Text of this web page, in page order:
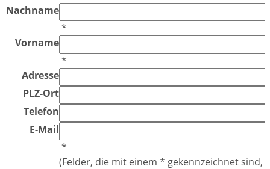
Nachname
*
Vorname
*
Adresse
PLZ-Ort
Telefon
E-Mail
*
(Felder, die mit einem * gekennzeichnet sind,